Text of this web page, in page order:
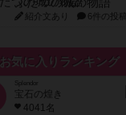
紹介文あり 6件の投稿
お気に入りランキング
宝石の煌き
4041名